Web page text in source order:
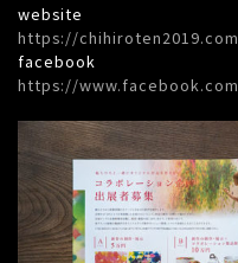
website
https://
facebook
https://